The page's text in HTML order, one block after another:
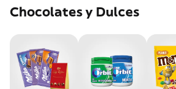
Chocolates y Dulces